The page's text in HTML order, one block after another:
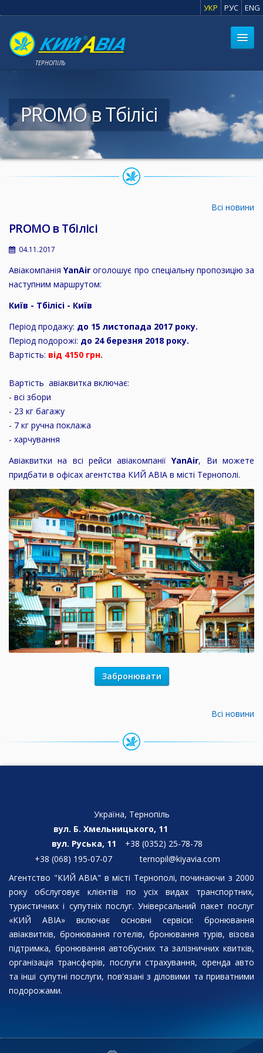
УКР РУС ENG
ТЕРНОПІЛЬ
PROMO в Тбілісі
Всі новини
PROMO в Тбілісі
04.11.2017
АвіакомпаніяYanAirоголошує про спеціальну пропозицію за
наступним маршрутом:
Київ - Тбілісі - Київ
Період продажу: до 15 листопада 2017 року.
Період подорожі: до 24 березня 2018 року.
Вартість: від 4150 грн.
Вартість авіаквитка включає:
- всі збори
- 23 кг багажу
- 7 кг ручна поклажа
- харчування
Авіаквитки на всі рейси авіакомпаніїYanAir, Ви можете
придбати в офісах агентства КИЙ АВІА в місті Тернополі.
Забронювати
Всі новини
Україна, Тернопіль
вул. Б. Хмельницького, 11
вул. Руська, 11
+38 (0352) 25-78-78
+38 (068) 195-07-07
ternopil@kiyavia.com
Агентство "КИЙ АВІА" в місті Тернополі, починаючи з 2000
року обслуговує клієнтів по усіх видах транспортних,
туристичних і супутніх послуг. Універсальний пакет послуг
«КИЙ АВІА» включає основні сервіси: бронювання
авіаквитків, бронювання готелів, бронювання турів, візова
підтримка, бронювання автобусних та залізничних квитків,
організація трансферів, послуги страхування, оренда авто
та інші супутні послуги, пов'язані з діловими та приватними
подорожами.